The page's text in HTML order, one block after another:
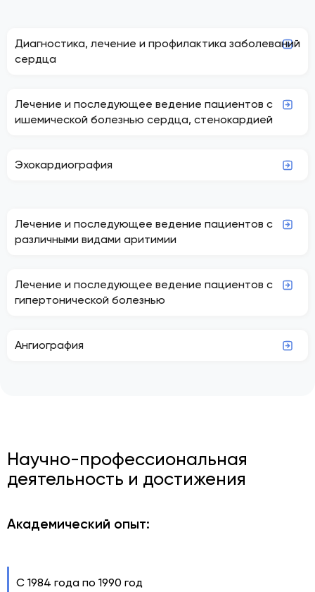
Диагностика, лечение и профилактика заболеваний
сердца
Лечение и последующее ведение пациентов с
ишемической болезнью сердца, стенокардией
Эхокардиография
Лечение и последующее ведение пациентов с
различными видами аритимии
Лечение и последующее ведение пациентов с
гипертонической болезнью
Ангиография
Научно-профессиональная
деятельность и достижения
Академический опыт:
С 1984 года по 1990 год